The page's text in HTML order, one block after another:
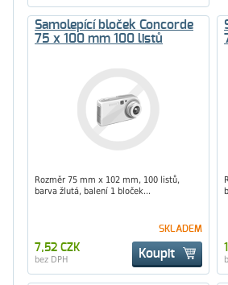
Samolepící bloček Concorde
75 x 100 mm 100 listů
Rozměr 75 mm x 102 mm, 100 listů,
barva žlutá, balení 1 bloček...
Koupit
SKLADEM
7,52 CZK
bez DPH